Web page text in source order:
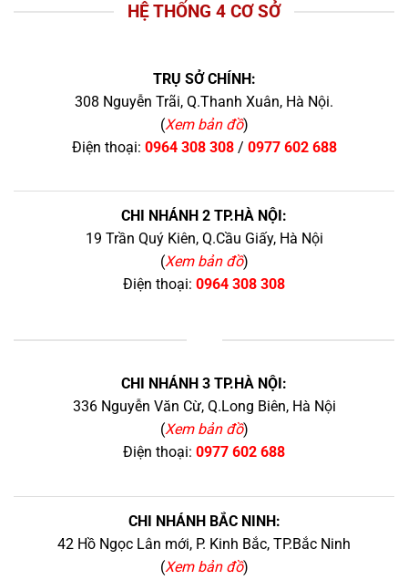
HỆ THỐNG 4 CƠ SỞ
TRỤ SỞ CHÍNH:
308 Nguyễn Trãi, Q.Thanh Xuân, Hà Nội.
(Xem bản đồ)
Điện thoại: 0964 308 308/ 0977 602 688
CHI NHÁNH 2 TP.HÀ NỘI:
19 Trần Quý Kiên, Q.Cầu Giấy, Hà Nội
(Xem bản đồ)
Điện thoại: 0964 308 308
CHI NHÁNH 3 TP.HÀ NỘI:
336 Nguyễn Văn Cừ, Q.Long Biên, Hà Nội
(Xem bản đồ)
Điện thoại: 0977 602 688
CHI NHÁNH BẮC NINH:
42 Hồ Ngọc Lân mới, P. Kinh Bắc, TP.Bắc Ninh
(Xem bản đồ)